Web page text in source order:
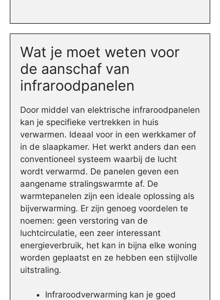
Wat je moet weten voor
de aanschaf van
infraroodpanelen
Door middel van elektrische infraroodpanelen
kan je specifieke vertrekken in huis
verwarmen. Ideaal voor in een werkkamer of
in de slaapkamer. Het werkt anders dan een
conventioneel systeem waarbij de lucht
wordt verwarmd. De panelen geven een
aangename stralingswarmte af. De
warmtepanelen zijn een ideale oplossing als
bijverwarming. Er zijn genoeg voordelen te
noemen: geen verstoring van de
luchtcirculatie, een zeer interessant
energieverbruik, het kan in bijna elke woning
worden geplaatst en ze hebben een stijlvolle
uitstraling.
Infraroodverwarming kan je goed